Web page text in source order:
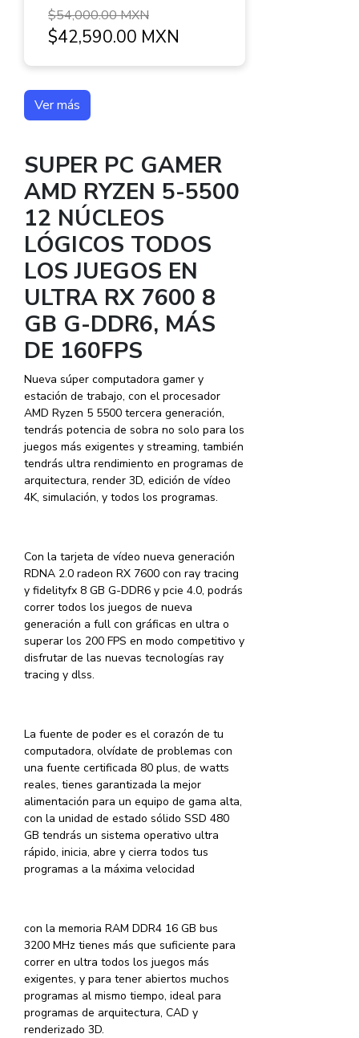
$54,000.00 MXN
$42,590.00 MXN
Ver más
SUPER PC GAMER
AMD RYZEN 5-5500
12 NÚCLEOS
LÓGICOS TODOS
LOS JUEGOS EN
ULTRA RX 7600 8
GB G-DDR6, MÁS
DE 160FPS
Nueva súper computadora gamer y
estación de trabajo, con el procesador
AMD Ryzen 5 5500 tercera generación,
tendrás potencia de sobra no solo para los
juegos más exigentes y streaming, también
tendrás ultra rendimiento en programas de
arquitectura, render 3D, edición de vídeo
4K, simulación, y todos los programas.
Con la tarjeta de vídeo nueva generación
RDNA 2.0 radeon RX 7600 con ray tracing
y fidelityfx 8 GB G-DDR6 y pcie 4.0, podrás
correr todos los juegos de nueva
generación a full con gráficas en ultra o
superar los 200 FPS en modo competitivo y
disfrutar de las nuevas tecnologías ray
tracing y dlss.
La fuente de poder es el corazón de tu
computadora, olvídate de problemas con
una fuente certificada 80 plus, de watts
reales, tienes garantizada la mejor
alimentación para un equipo de gama alta,
con la unidad de estado sólido SSD 480
GB tendrás un sistema operativo ultra
rápido, inicia, abre y cierra todos tus
programas a la máxima velocidad
con la memoria RAM DDR4 16 GB bus
3200 MHz tienes más que suficiente para
correr en ultra todos los juegos más
exigentes, y para tener abiertos muchos
programas al mismo tiempo, ideal para
programas de arquitectura, CAD y
renderizado 3D.